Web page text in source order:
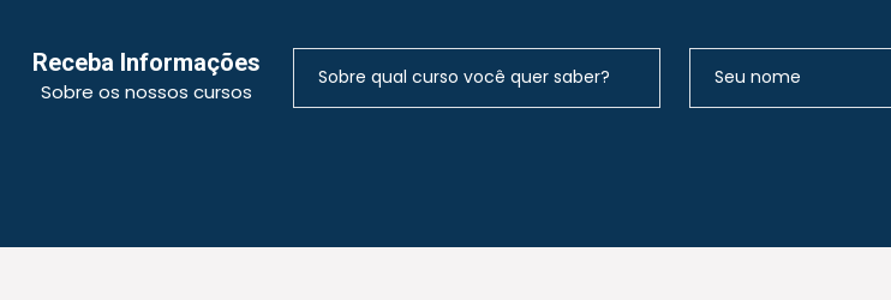
Receba Informações
Sobre os nossos cursos